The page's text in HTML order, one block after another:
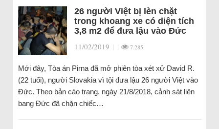
26 người Việt bị lèn chặt
trong khoang xe có diện tích
3,8 m2 để đưa lậu vào Đức
11/02/2019 | | 7.285
Mới đây, Tòa án Pirna đã mở phiên tòa xét xử David R.
(22 tuổi), người Slovakia vì tội đưa lậu 26 người Việt vào
Đức. Theo bản cáo trạng, ngày 21/8/2018, cảnh sát liên
bang Đức đã chặn chiếc…